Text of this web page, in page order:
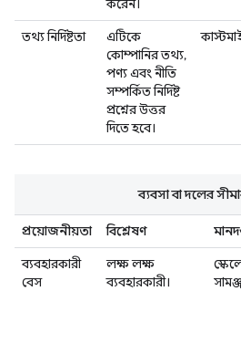
করেন।
তথ্য নির্দিষ্টতা
এটিকে
কোম্পানির তথ্য,
পণ্য এবং নীতি
সম্পর্কিত নির্দিষ্ট
প্রশ্নের উত্তর
দিতে হবে।
প্রয়োজনীয়তা বিশ্লেষণ
ব্যবহারকারী
বেস
লক্ষ লক্ষ
ব্যবহারকারী।
ব্যবসা বা দলের